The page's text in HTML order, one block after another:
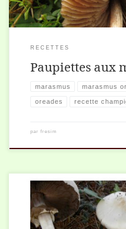
RECETTES
Paupiettes aux
marasmus marasmus
oreades recette
par fresim